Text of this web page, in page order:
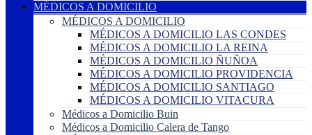
MÉDICOS A DOMICILIO
MÉDICOS A DOMICILIO
MÉDICOS A DOMICILIO LAS CONDES
MÉDICOS A DOMICILIO LA REINA
MÉDICOS A DOMICILIO ÑUÑOA
MÉDICOS A DOMICILIO PROVIDENCIA
MÉDICOS A DOMICILIO SANTIAGO
MÉDICOS A DOMICILIO VITACURA
Médicos a Domicilio Buin
Médicos a Domicilio Calera de Tango